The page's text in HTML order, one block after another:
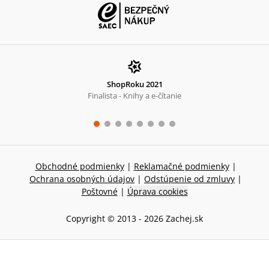
ShopRoku 2021
Finalista - Knihy a e-čítanie
Obchodné podmienky | Reklamačné podmienky |
Ochrana osobných údajov | Odstúpenie od zmluvy |
Poštovné | Úprava cookies
Copyright © 2013 - 2026 Zachej.sk